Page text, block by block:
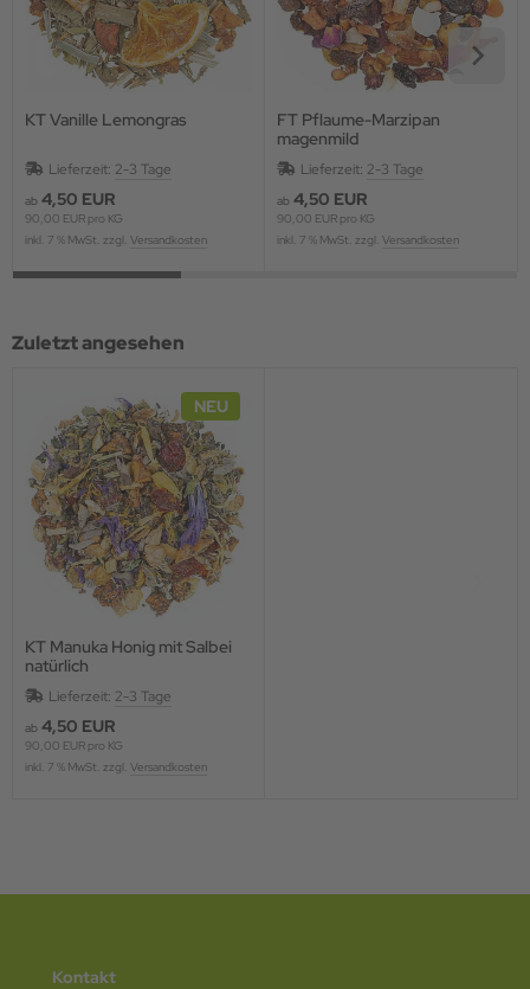
KT Vanille Lemongras
Lieferzeit: 2-3 Tage
ab 4,50 EUR
90,00 EUR pro KG
inkl. 7 % MwSt. zzgl. Versandkosten
FT Pflaume-Marzipan
magenmild
Lieferzeit: 2-3 Tage
ab 4,50 EUR
90,00 EUR pro KG
inkl. 7 % MwSt. zzgl. Versandkosten
Zuletzt angesehen
NEU
KT Manuka Honig mit Salbei
natürlich
Lieferzeit: 2-3 Tage
ab 4,50 EUR
90,00 EUR pro KG
inkl. 7 % MwSt. zzgl. Versandkosten
Kontakt